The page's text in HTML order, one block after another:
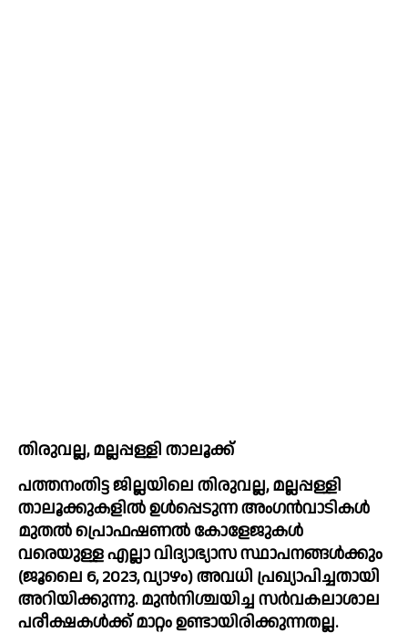
തിരുവല്ല, മല്ലപ്പള്ളി താലൂക്ക്
പത്തനംതിട്ട ജില്ലയിലെ തിരുവല്ല, മല്ലപ്പള്ളി
താലൂക്കുകളിൽ ഉൾപ്പെടുന്ന അംഗൻവാടികൾ
മുതൽ പ്രൊഫഷണൽ കോളേജുകൾ
വരെയുള്ള എല്ലാ വിദ്യാഭ്യാസ സ്ഥാപനങ്ങൾക്കും
(ജൂലൈ 6, 2023, വ്യാഴം) അവധി പ്രഖ്യാപിച്ചതായി
അറിയിക്കുന്നു. മുൻനിശ്ചയിച്ച സർവകലാശാല
പരീക്ഷകൾക്ക് മാറ്റം ഉണ്ടായിരിക്കുന്നതല്ല.